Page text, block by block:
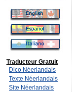
Traducteur Gratuit
Dico Néerlandais
Texte Néerlandais
Site Néerlandais